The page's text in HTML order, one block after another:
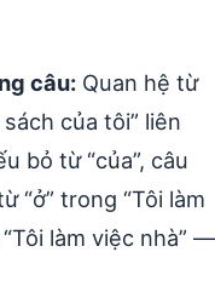
câu: Quan hệ từ
của tôi” liên
bỏ từ “của”, câu
“ở” trong “Tôi làm
làm việc nhà” —